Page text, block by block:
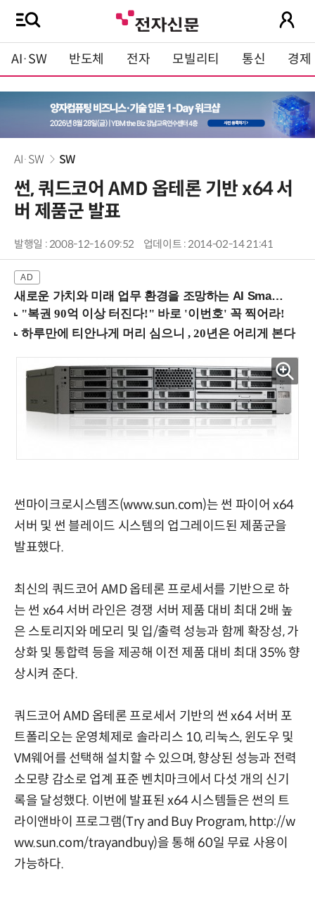
AI·SW 반도체 전자 모빌리티 통신 경제
AI·SW SW
썬, 쿼드코어 AMD 옵테론 기반 x64 서
버 제품군 발표
발행일 : 2008-12-16 09:52 업데이트 : 2014-02-14 21:41
새로운 가치와 미래 업무 환경을 조망하는 AI Smart Work Summit 2026 (9/11 코엑스)
썬마이크로시스템즈(www.sun.com)는 썬 파이어 x64
서버 및 썬 블레이드 시스템의 업그레이드된 제품군을
발표했다.
최신의 쿼드코어 AMD 옵테론 프로세서를 기반으로 하
는 썬 x64 서버 라인은 경쟁 서버 제품 대비 최대 2배 높
은 스토리지와 메모리 및 입/출력 성능과 함께 확장성, 가
상화 및 통합력 등을 제공해 이전 제품 대비 최대 35% 향
상시켜 준다.
쿼드코어 AMD 옵테론 프로세서 기반의 썬 x64 서버 포
트폴리오는 운영체제로 솔라리스 10, 리눅스, 윈도우 및
VM웨어를 선택해 설치할 수 있으며, 향상된 성능과 전력
소모량 감소로 업계 표준 벤치마크에서 다섯 개의 신기
록을 달성했다. 이번에 발표된 x64 시스템들은 썬의 트
라이앤바이 프로그램(Try and Buy Program, http://w
ww.sun.com/trayandbuy)을 통해 60일 무료 사용이
가능하다.